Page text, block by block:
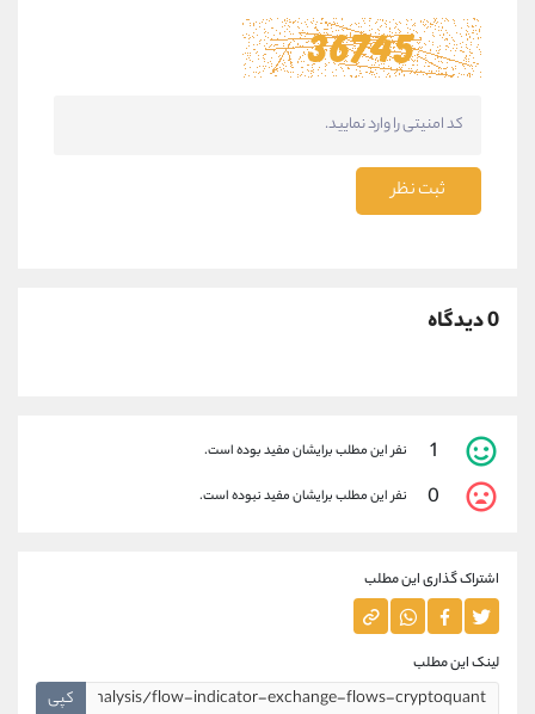
ثبت نظر
0 دیدگاه
1 نفر این مطلب برایشان مفید بوده است.
0 نفر این مطلب برایشان مفید نبوده است.
اشتراک گذاری این مطلب
لینک این مطلب
کپی